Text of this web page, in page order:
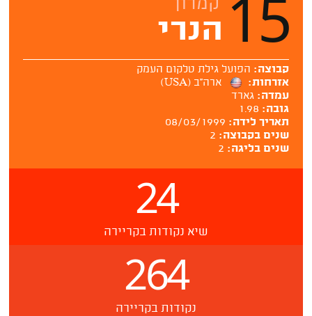
15 קמרון
הנרי
קבוצה: הפועל גילת טלקום העמק
אזרחות:
ארה''ב (USA)
עמדה:גארד
גובה: 1.98
תאריך לידה: 08/03/1999
שנים בקבוצה: 2
שנים בליגה: 2
24
שיא נקודות בקריירה
264
נקודות בקריירה